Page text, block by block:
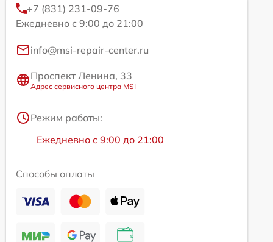
+7 (831) 231-09-76
Ежедневно с 9:00 до 21:00
info@msi-repair-center.ru
Проспект Ленина, 33
Адрес сервисного центра MSI
Режим работы:
Ежедневно с 9:00 до 21:00
Способы оплаты